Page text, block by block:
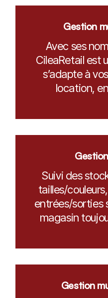
Gestion
Avec ses
CileaRetail est
s’adapte à
location,
Suivi des
tailles/
entrées/sorties
magasin
Gestion